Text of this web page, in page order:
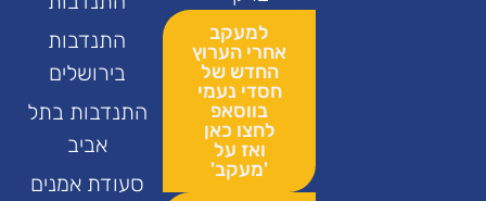
למעקב
אחרי הערוץ
החדש של
חסדי נעמי
בווסאפ
לחצו כאן
ואז על
'מעקב'
התנדבות
בירושלים
התנדבות בתל
אביב
סעודת אמנים